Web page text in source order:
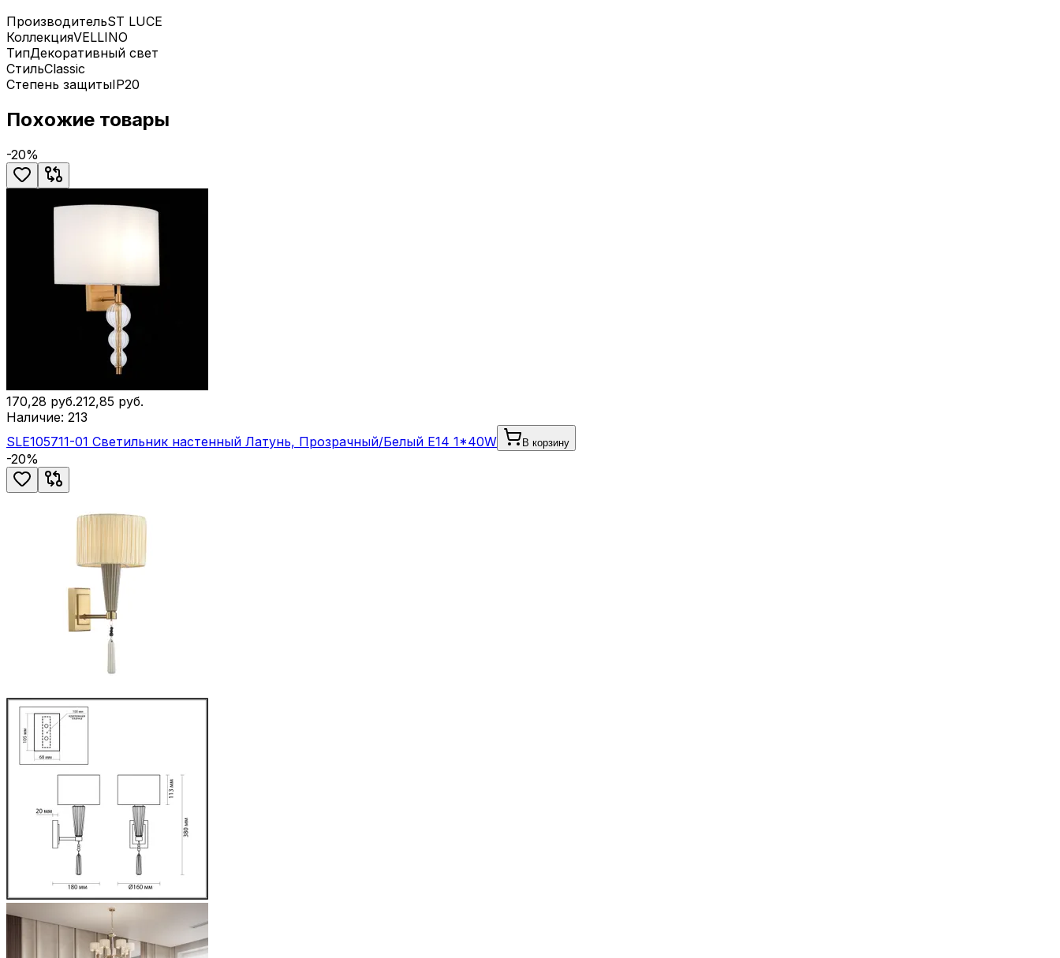
ПроизводительST LUCE
КоллекцияVELLINO
ТипДекоративный свет
СтильClassic
Степень защитыIP20
Похожие товары
-20%
170,28 руб.212,85 руб.
Наличие: 213
SLE105711-01 Светильник настенный Латунь, Прозрачный/Белый E14 1*40W
В корзину
-20%